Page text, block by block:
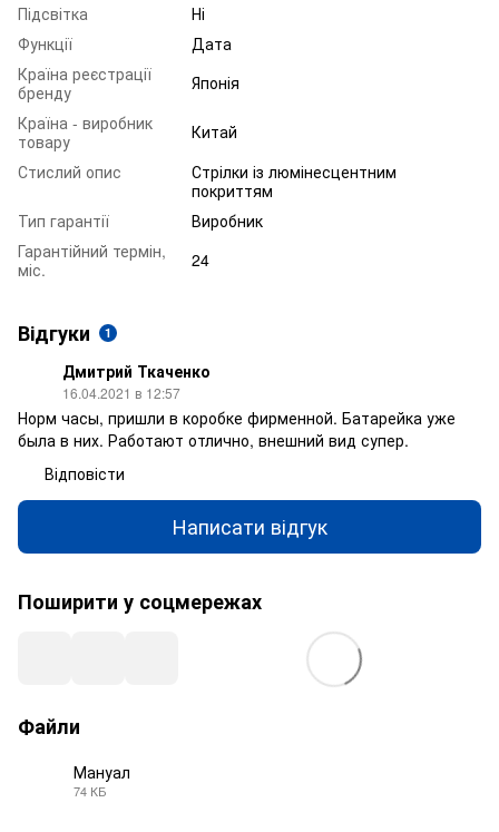
Підсвітка
Ні
Функції
Дата
Країна реєстрації
бренду
Японія
Країна - виробник
товару
Китай
Стислий опис
Стрілки із люмінесцентним
покриттям
Тип гарантії
Виробник
Гарантійний термін,
міс.
24
Відгуки 1
Дмитрий Ткаченко
16.04.2021 в 12:57
Норм часы, пришли в коробке фирменной. Батарейка уже
была в них. Работают отлично, внешний вид супер.
Відповісти
Написати відгук
Поширити у соцмережах
Файли
Мануал
74 КБ